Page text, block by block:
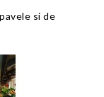
si de